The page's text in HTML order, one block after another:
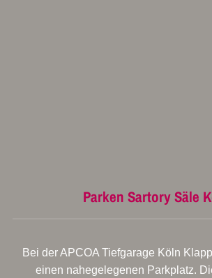
Parken Sartory Säle
Bei der APCOA Tiefgarage Köln
einen nahegelegenen Parkplatz.